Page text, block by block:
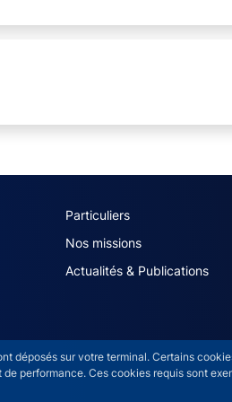
déposés sur votre terminal. Certains
performance. Ces cookies requis sont
Particuliers
Nos missions
Actualités & Publications